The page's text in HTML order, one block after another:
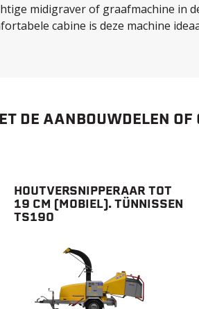
midigraver of graafmachine in
cabine is deze machine
DE AANBOUWDELEN OF
HOUTVERSNIPPERAAR TOT
19 CM (MOBIEL). TÜNNISSEN
TS190